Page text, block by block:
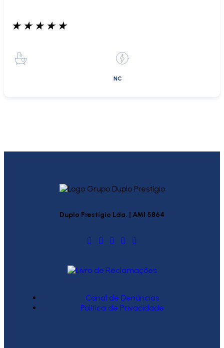
★ ★ ★ ★ ★
NC
Duplo Prestígio Lda. | AMI 5864
Canal de Denúncias
Política de Privacidade